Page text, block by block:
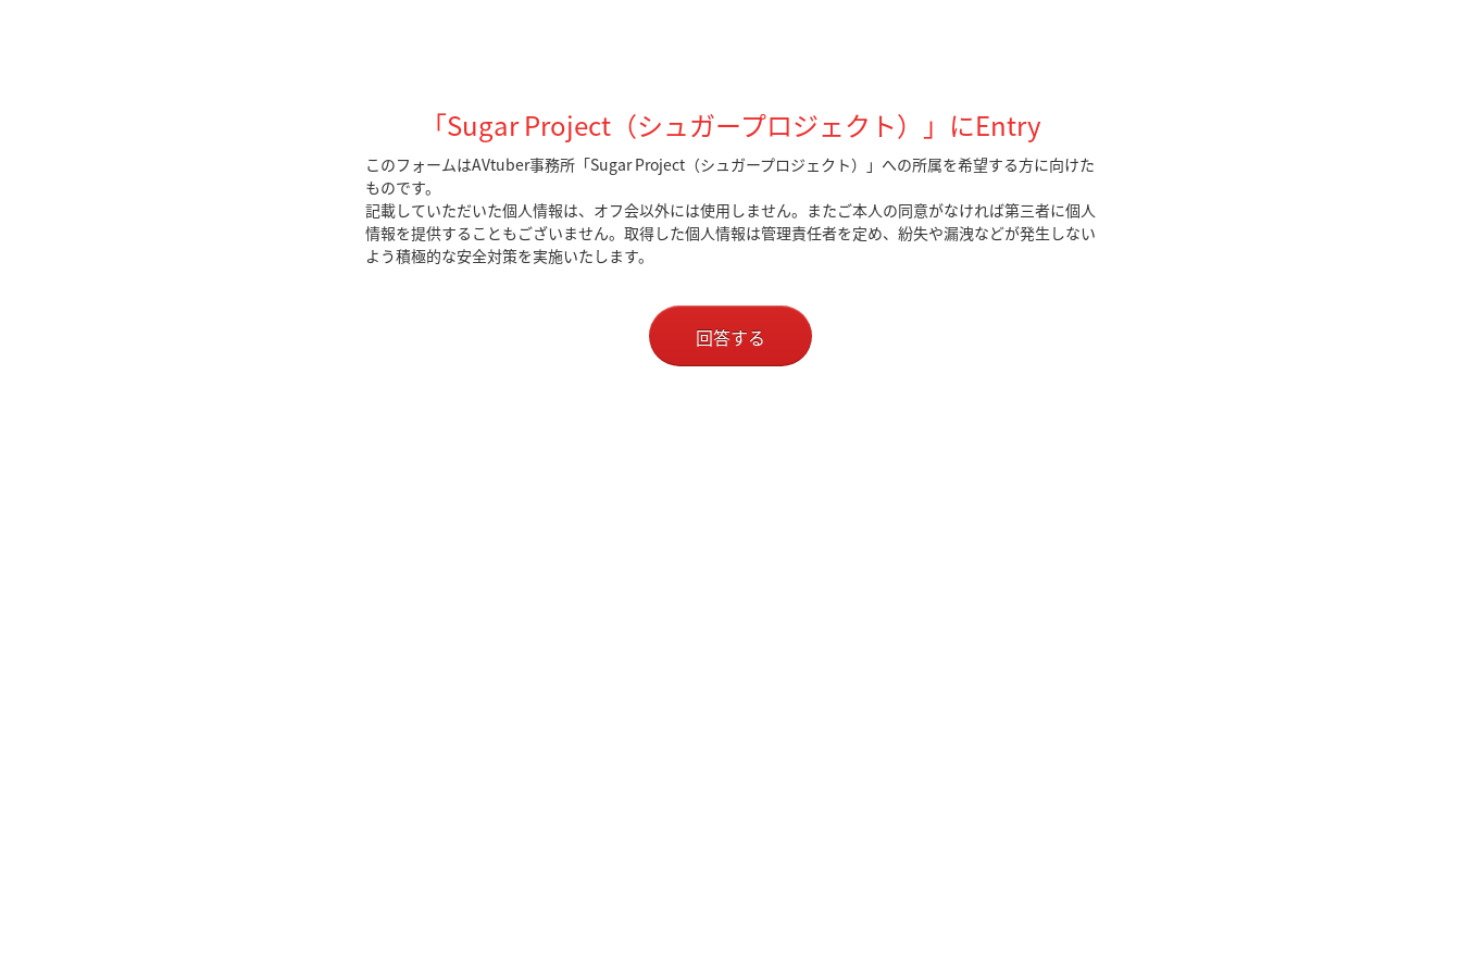
「Sugar Project（シュガープロジェクト）」にEntry
このフォームはAVtuber事務所「Sugar Project（シュガープロジェクト）」への所属を希望する方に向けた
ものです。
記載していただいた個人情報は、オフ会以外には使用しません。またご本人の同意がなければ第三者に個人
情報を提供することもございません。取得した個人情報は管理責任者を定め、紛失や漏洩などが発生しない
よう積極的な安全対策を実施いたします。
回答する